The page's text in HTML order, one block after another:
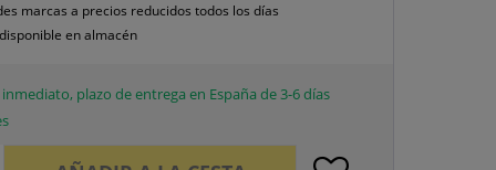
marcas a precios reducidos todos los días
en almacén
plazo de entrega en España de 3-6 días